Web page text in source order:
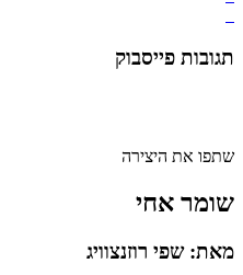
תגובות פייסבוק
שתפו את היצירה
שומר אחי
מאת: שפי רוזנצוויג